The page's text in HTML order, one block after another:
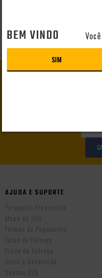
GANHE10%
AJUDA E SUPORTE
Perguntas Frequentes
Mapa do Site
Formas de Pagamento
Taxas de Entrega
Prazo de Entrega
Troca e Devolução
Vendas B2B
BEM VINDO
SIM